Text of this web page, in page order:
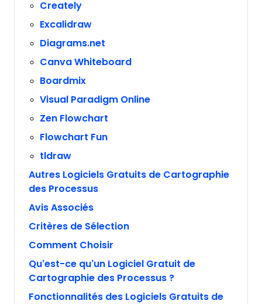
Creately
Excalidraw
Diagrams.net
Canva Whiteboard
Boardmix
Visual Paradigm Online
Zen Flowchart
Flowchart Fun
tldraw
Autres Logiciels Gratuits de Cartographie
des Processus
Avis Associés
Critères de Sélection
Comment Choisir
Qu’est-ce qu’un Logiciel Gratuit de
Cartographie des Processus ?
Fonctionnalités des Logiciels Gratuits de